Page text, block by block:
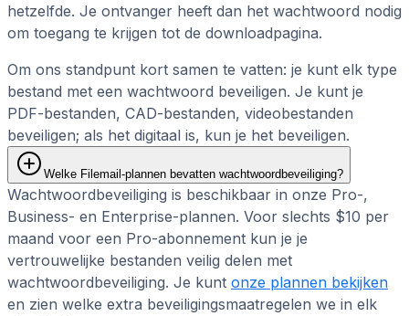
hetzelfde. Je ontvanger heeft dan het wachtwoord nodig
om toegang te krijgen tot de downloadpagina.
Om ons standpunt kort samen te vatten: je kunt elk type
bestand met een wachtwoord beveiligen. Je kunt je
PDF-bestanden, CAD-bestanden, videobestanden
beveiligen; als het digitaal is, kun je het beveiligen.
Welke Filemail-plannen bevatten wachtwoordbeveiliging?
Wachtwoordbeveiliging is beschikbaar in onze Pro-,
Business- en Enterprise-plannen. Voor slechts $10 per
maand voor een Pro-abonnement kun je je
vertrouwelijke bestanden veilig delen met
wachtwoordbeveiliging. Je kunt onze plannen bekijken
en zien welke extra beveiligingsmaatregelen we in elk